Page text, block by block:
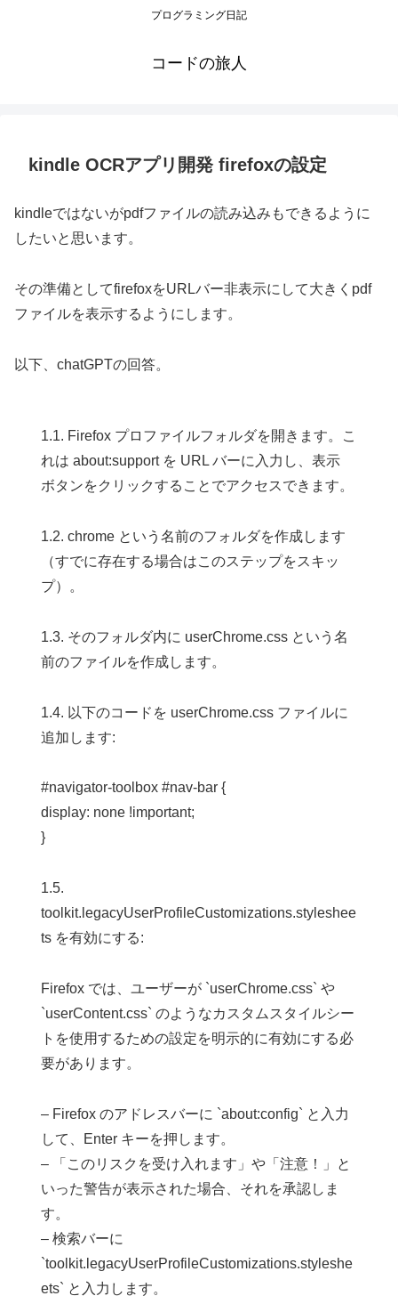
プログラミング日記
コードの旅人
kindle OCRアプリ開発 firefoxの設定
kindleではないがpdfファイルの読み込みもできるように
したいと思います。
その準備としてfirefoxをURLバー非表示にして大きくpdf
ファイルを表示するようにします。
以下、chatGPTの回答。
1.1. Firefox プロファイルフォルダを開きます。こ
れは about:support を URL バーに入力し、表示
ボタンをクリックすることでアクセスできます。
1.2. chrome という名前のフォルダを作成します
（すでに存在する場合はこのステップをスキッ
プ）。
1.3. そのフォルダ内に userChrome.css という名
前のファイルを作成します。
1.4. 以下のコードを userChrome.css ファイルに
追加します:
#navigator-toolbox #nav-bar {
display: none !important;
}
1.5.
toolkit.legacyUserProfileCustomizations.styleshee
ts を有効にする:
Firefox では、ユーザーが `userChrome.css` や
`userContent.css` のようなカスタムスタイルシー
トを使用するための設定を明示的に有効にする必
要があります。
– Firefox のアドレスバーに `about:config` と入力
して、Enter キーを押します。
– 「このリスクを受け入れます」や「注意！」と
いった警告が表示された場合、それを承認しま
す。
– 検索バーに
`toolkit.legacyUserProfileCustomizations.styleshe
ets` と入力します。